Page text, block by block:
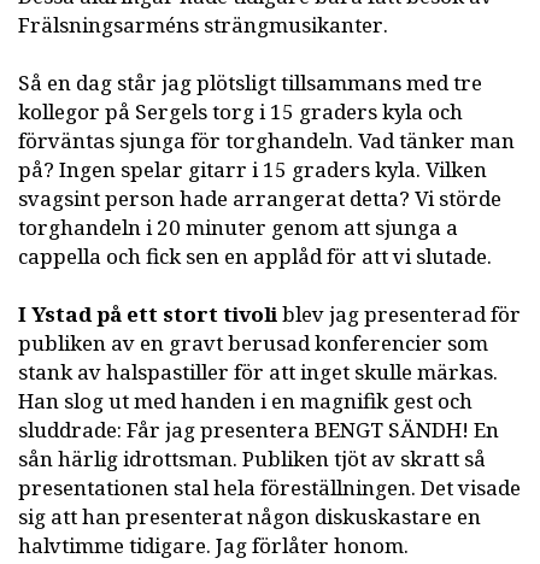
Frälsningsarméns strängmusikanter.
Så en dag står jag plötsligt tillsammans med tre
kollegor på Sergels torg i 15 graders kyla och
förväntas sjunga för torghandeln. Vad tänker man
på? Ingen spelar gitarr i 15 graders kyla. Vilken
svagsint person hade arrangerat detta? Vi störde
torghandeln i 20 minuter genom att sjunga a
cappella och fick sen en applåd för att vi slutade.
I Ystad på ett stort tivoliblev jag presenterad för
publiken av en gravt berusad konferencier som
stank av halspastiller för att inget skulle märkas.
Han slog ut med handen i en magnifik gest och
sluddrade: Får jag presentera BENGT SÄNDH! En
sån härlig idrottsman. Publiken tjöt av skratt så
presentationen stal hela föreställningen. Det visade
sig att han presenterat någon diskuskastare en
halvtimme tidigare. Jag förlåter honom.